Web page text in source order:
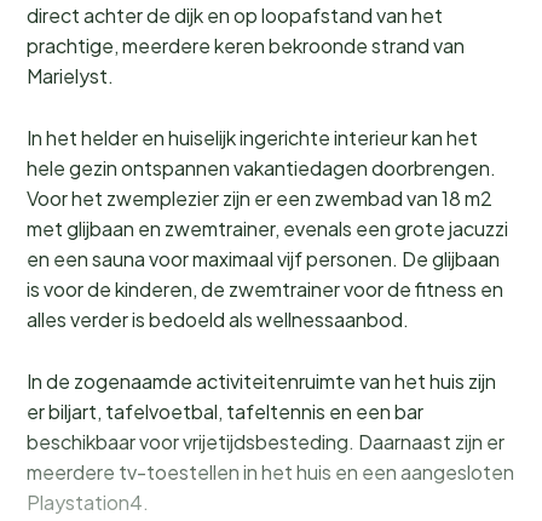
direct achter de dijk en op loopafstand van het
prachtige, meerdere keren bekroonde strand van
Marielyst.
In het helder en huiselijk ingerichte interieur kan het
hele gezin ontspannen vakantiedagen doorbrengen.
Voor het zwemplezier zijn er een zwembad van 18 m2
met glijbaan en zwemtrainer, evenals een grote jacuzzi
en een sauna voor maximaal vijf personen. De glijbaan
is voor de kinderen, de zwemtrainer voor de fitness en
alles verder is bedoeld als wellnessaanbod.
In de zogenaamde activiteitenruimte van het huis zijn
er biljart, tafelvoetbal, tafeltennis en een bar
beschikbaar voor vrijetijdsbesteding. Daarnaast zijn er
meerdere tv-toestellen in het huis en een aangesloten
Playstation4.